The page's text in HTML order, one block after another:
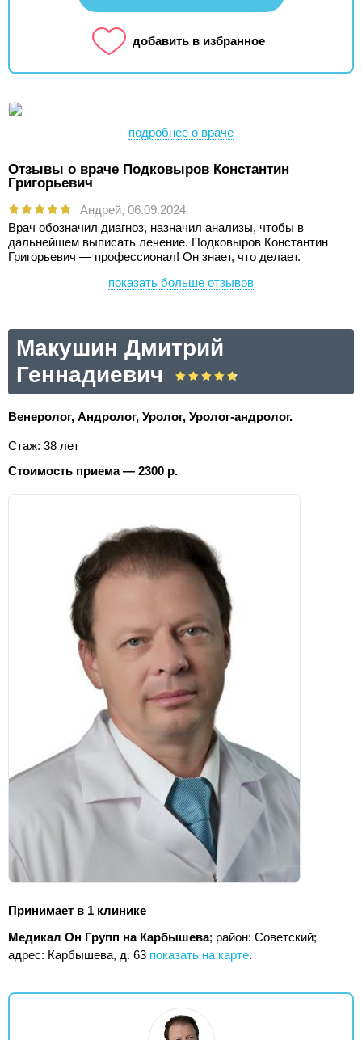
добавить в избранное
подробнее о враче
Отзывы о враче Подковыров Константин
Григорьевич
Андрей, 06.09.2024
Врач обозначил диагноз, назначил анализы, чтобы в
дальнейшем выписать лечение. Подковыров Константин
Григорьевич — профессионал! Он знает, что делает.
показать больше отзывов
Макушин Дмитрий
Геннадиевич
Венеролог, Андролог, Уролог, Уролог-андролог.
Стаж: 38 лет
Стоимость приема — 2300 р.
Принимает в 1 клинике
Медикал Он Групп на Карбышева; район: Советский;
адрес: Карбышева, д. 63 показать на карте.